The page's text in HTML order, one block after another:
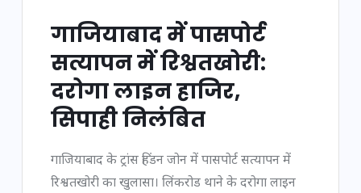
गाजियाबाद में पासपोर्ट
सत्यापन में रिश्वतखोरी:
दरोगा लाइन हाजिर,
सिपाही निलंबित
गाजियाबाद के ट्रांस हिंडन जोन में पासपोर्ट सत्यापन में
रिश्वतखोरी का खुलासा। लिंकरोड थाने के दरोगा लाइन